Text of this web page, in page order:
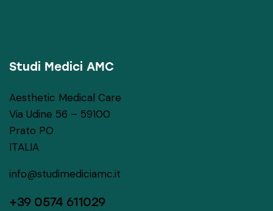
Studi Medici AMC
Aesthetic Medical Care
Via Udine 56 – 59100
Prato PO
ITALIA
info@studimediciamc.it
+39 0574 611029